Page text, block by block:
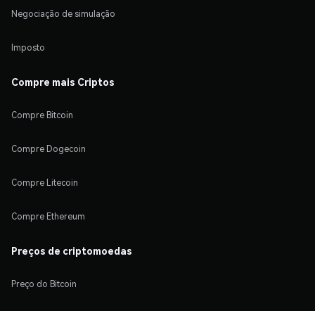
Negociação de simulação
Imposto
Compre mais Criptos
Compre Bitcoin
Compre Dogecoin
Compre Litecoin
Compre Ethereum
Preços de criptomoedas
Preço do Bitcoin